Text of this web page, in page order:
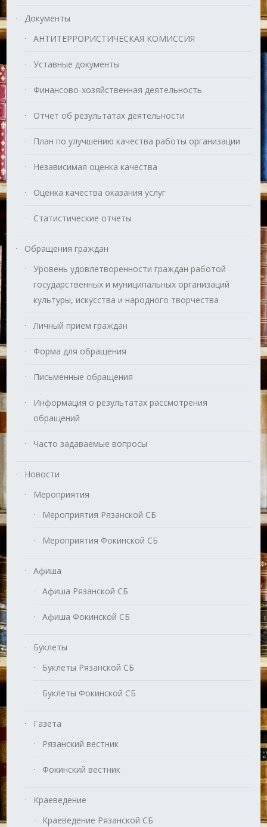
Документы
АНТИТЕРРОРИСТИЧЕСКАЯ КОМИССИЯ
Уставные документы
Финансово-хозяйственная деятельность
Отчет об результатах деятельности
План по улучшению качества работы организации
Независимая оценка качества
Оценка качества оказания услуг
Статистические отчеты
Обращения граждан
Уровень удовлетворенности граждан работой
государственных и муниципальных организаций
культуры, искусства и народного творчества
Личный прием граждан
Форма для обращения
Письменные обращения
Информация о результатах рассмотрения
обращений
Часто задаваемые вопросы
Новости
Мероприятия
Мероприятия Рязанской СБ
Мероприятия Фокинской СБ
Афиша
Афиша Рязанской СБ
Афиша Фокинской СБ
Буклеты
Буклеты Рязанской СБ
Буклеты Фокинской СБ
Газета
Рязанский вестник
Фокинский вестник
Краеведение
Краеведение Рязанской СБ